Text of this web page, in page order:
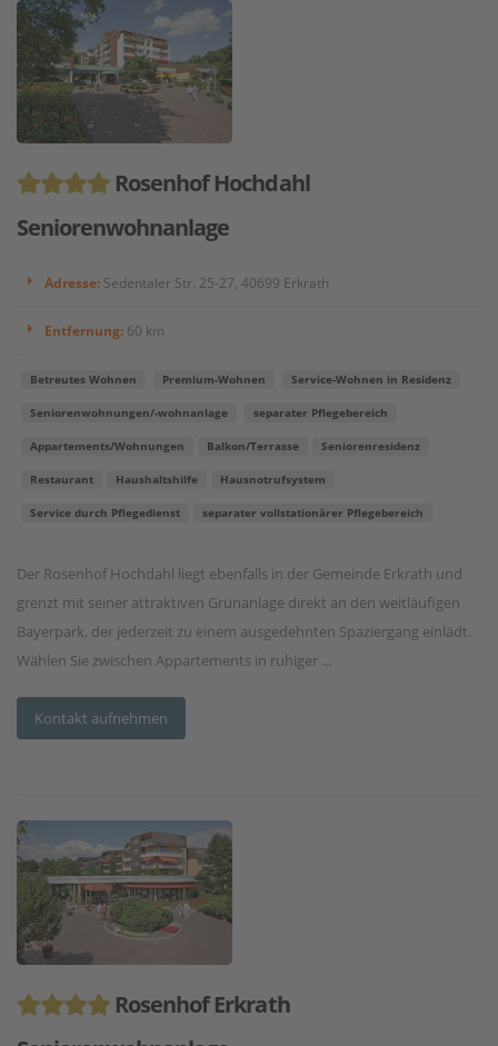
Rosenhof Hochdahl
Seniorenwohnanlage
Adresse: Sedentaler Str. 25-27, 40699 Erkrath
Entfernung: 60 km
Betreutes Wohnen Premium-Wohnen Service-Wohnen in Residenz
Seniorenwohnungen/-wohnanlage separater Pflegebereich
Appartements/Wohnungen Balkon/Terrasse Seniorenresidenz
Restaurant Haushaltshilfe Hausnotrufsystem
Service durch Pflegedienst separater vollstationärer Pflegebereich
Der Rosenhof Hochdahl liegt ebenfalls in der Gemeinde Erkrath und
grenzt mit seiner attraktiven Grünanlage direkt an den weitläufigen
Bayerpark, der jederzeit zu einem ausgedehnten Spaziergang einlädt.
Wählen Sie zwischen Appartements in ruhiger ...
Kontakt aufnehmen
Rosenhof Erkrath